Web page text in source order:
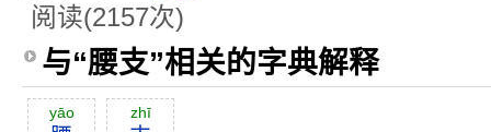
阅读(2157次)
与“腰支”相关的字典解释
yāo zhī